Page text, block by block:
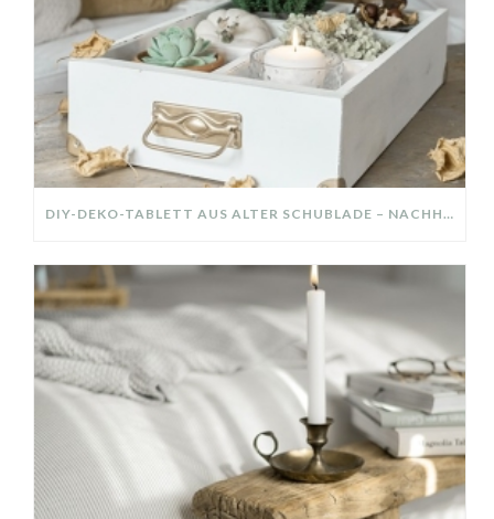
DIY-DEKO-TABLETT AUS ALTER SCHUBLADE – NACHHALTIGE HERBSTDEKO SELBER MACHEN!